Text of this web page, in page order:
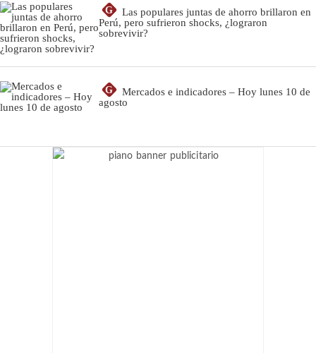
G
Las populares juntas de ahorro brillaron en
Perú, pero sufrieron shocks, ¿lograron
sobrevivir?
G
Mercados e indicadores – Hoy lunes 10 de
agosto